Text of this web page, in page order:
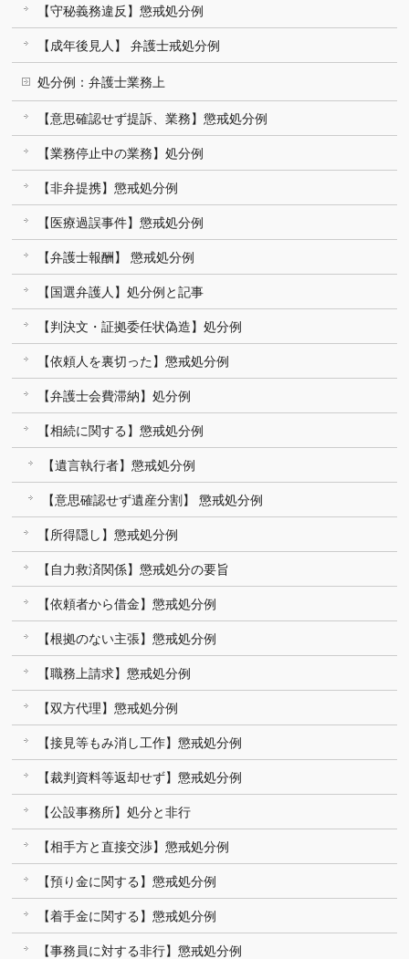
【守秘義務違反】懲戒処分例
【成年後見人】 弁護士戒処分例
処分例：弁護士業務上
【意思確認せず提訴、業務】懲戒処分例
【業務停止中の業務】処分例
【非弁提携】懲戒処分例
【医療過誤事件】懲戒処分例
【弁護士報酬】 懲戒処分例
【国選弁護人】処分例と記事
【判決文・証拠委任状偽造】処分例
【依頼人を裏切った】懲戒処分例
【弁護士会費滞納】処分例
【相続に関する】懲戒処分例
【遺言執行者】懲戒処分例
【意思確認せず遺産分割】 懲戒処分例
【所得隠し】懲戒処分例
【自力救済関係】懲戒処分の要旨
【依頼者から借金】懲戒処分例
【根拠のない主張】懲戒処分例
【職務上請求】懲戒処分例
【双方代理】懲戒処分例
【接見等もみ消し工作】懲戒処分例
【裁判資料等返却せず】懲戒処分例
【公設事務所】処分と非行
【相手方と直接交渉】懲戒処分例
【預り金に関する】懲戒処分例
【着手金に関する】懲戒処分例
【事務員に対する非行】懲戒処分例